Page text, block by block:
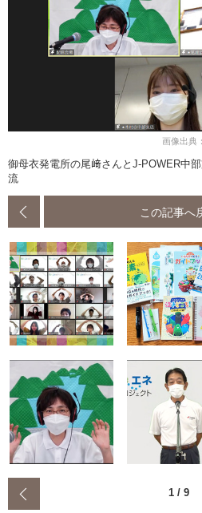
画像出典
御母衣発電所の尾﨑さんとJ-POWER中
流
この記事へ
1 / 9